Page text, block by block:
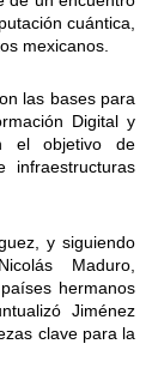
cuántica,
mexicanos.
las bases para
Digital y
el objetivo de
infraestructuras
y siguiendo
Maduro,
hermanos
Jiménez
clave para la